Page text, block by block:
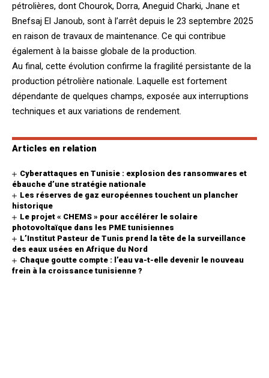
pétrolières, dont Chourok, Dorra, Aneguid Charki, Jnane et
Bnefsaj El Janoub, sont à l’arrêt depuis le 23 septembre 2025
en raison de travaux de maintenance. Ce qui contribue
également à la baisse globale de la production.
Au final, cette évolution confirme la fragilité persistante de la
production pétrolière nationale. Laquelle est fortement
dépendante de quelques champs, exposée aux interruptions
techniques et aux variations de rendement.
Articles en relation
Cyberattaques en Tunisie : explosion des ransomwares et
ébauche d’une stratégie nationale
Les réserves de gaz européennes touchent un plancher
historique
Le projet « CHEMS » pour accélérer le solaire
photovoltaïque dans les PME tunisiennes
L’Institut Pasteur de Tunis prend la tête de la surveillance
des eaux usées en Afrique du Nord
Chaque goutte compte : l’eau va-t-elle devenir le nouveau
frein à la croissance tunisienne ?